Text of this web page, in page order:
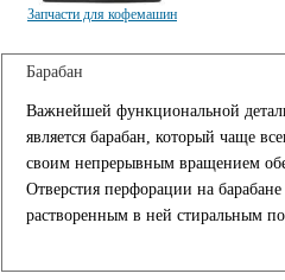
Запчасти для кофемашин
Барабан
Важнейшей функциональной
является барабан, который чаще
своим непрерывным вращением
Отверстия перфорации на
растворенным в ней стиральным